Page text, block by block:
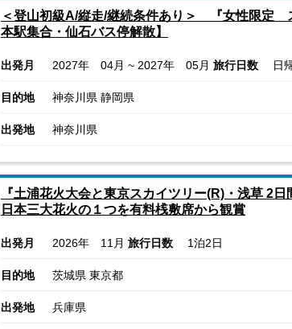
＜登山初級A/縦走/継続条件あり＞ 『女性限定
本駅集合・仙石バス停解散】
出発月 2027年 04月 ~ 2027年 05月 旅行日数 日
目的地 神奈川県 静岡県
出発地 神奈川県
『土浦花火大会と東京スカイツリー(R)・浅草 2
日本三大花火の１つを有料桟敷席から観賞
出発月 2026年 11月 旅行日数 1泊2日
目的地 茨城県 東京都
出発地 兵庫県